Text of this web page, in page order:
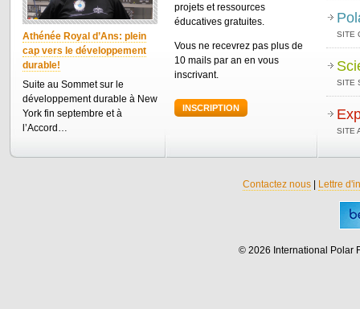
Athénée Royal d’Ans: plein
cap vers le développement
durable!
Suite au Sommet sur le
développement durable à New
York fin septembre et à
l’Accord…
projets et ressources
éducatives gratuites.
Vous ne recevrez pas plus de
10 mails par an en vous
inscrivant.
INSCRIPTION
SITE
SITE
SITE
Contactez nous| Lettre
© 2026 International Polar